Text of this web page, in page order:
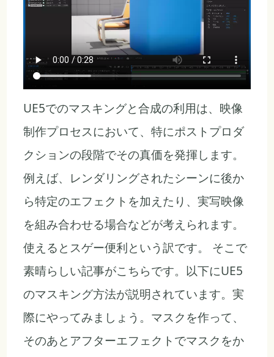
UE5でのマスキングと合成の利用は、映像
制作プロセスにおいて、特にポストプロダ
クションの段階でその真価を発揮します。
例えば、レンダリングされたシーンに後か
ら特定のエフェクトを加えたり、実写映像
を組み合わせる場合などが考えられます。
使えるとスゲー便利という訳です。 そこで
素晴らしい記事がこちらです。以下にUE5
のマスキング方法が説明されています。実
際にやってみましょう。マスクを作って、
そのあとアフターエフェクトでマスクをか